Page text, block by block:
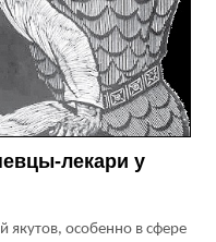
лекари у
якутов, особенно в сфере